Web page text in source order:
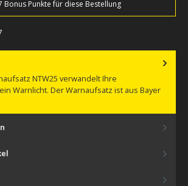
Bonus Punkte für diese Bestellung
NTW25 verwandelt Ihre
Warnlicht. Der Warnaufsatz ist aus Bayer